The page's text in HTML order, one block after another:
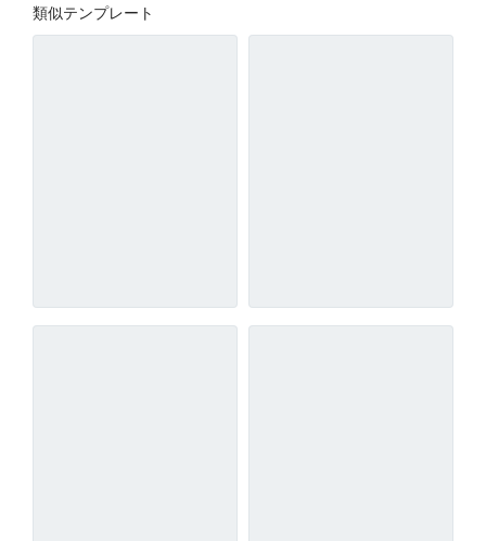
類似テンプレート